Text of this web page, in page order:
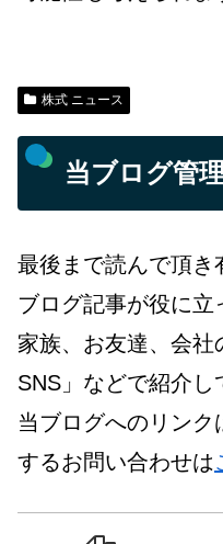
株式 ニュース
当ブログ管
最後まで読んで頂き
ブログ記事が役に
家族、お友達、会社
SNS」などで紹介し
当ブログへのリン
するお問い合わせは